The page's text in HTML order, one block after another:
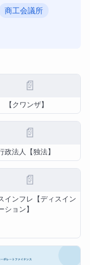
商工会議所
📄
クワンザ】
📄
政法人【独法】
📄
インフレ【ディスイン
ション】